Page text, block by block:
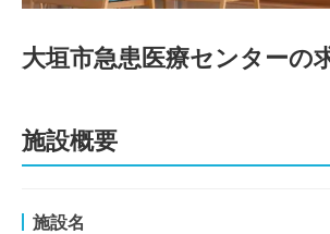
大垣市急患医療センターの
施設概要
施設名